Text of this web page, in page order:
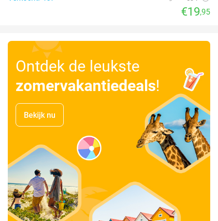
€19,95
Ontdek de leukste
zomervakantiedeals!
Bekijk nu